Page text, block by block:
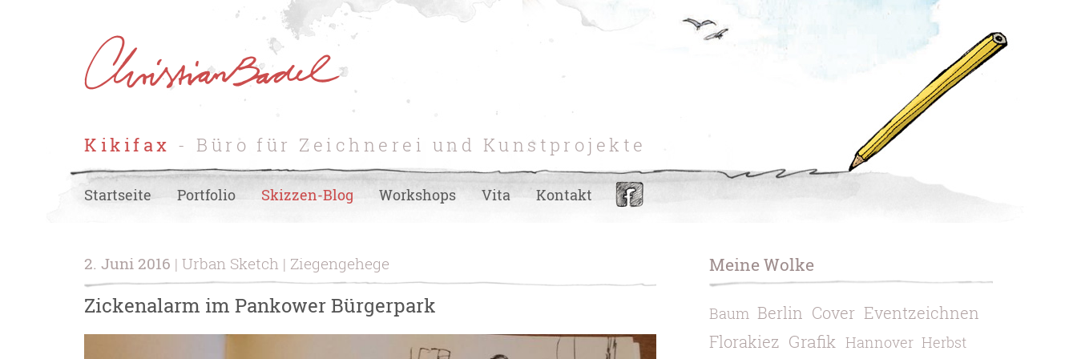
Kikifax - Büro für Zeichnerei und Kunstprojekte
Startseite Portfolio Skizzen-Blog Workshops Vita Kontakt
2. Juni 2016 | Urban Sketch | Ziegengehege
Zickenalarm im Pankower Bürgerpark
Meine Wolke
Baum Berlin Cover Eventzeichnen
Florakiez Grafik Hannover Herbst